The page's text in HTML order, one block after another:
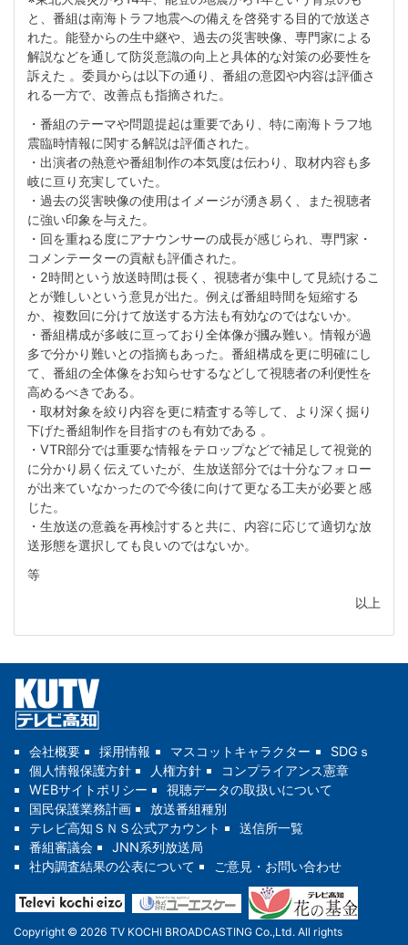
と、番組は南海トラフ地震への備えを啓発する目的で放送さ
れた。能登からの生中継や、過去の災害映像、専門家による
解説などを通して防災意識の向上と具体的な対策の必要性を
訴えた 。委員からは以下の通り、番組の意図や内容は評価さ
れる一方で、改善点も指摘された。
・番組のテーマや問題提起は重要であり、特に南海トラフ地
震臨時情報に関する解説は評価された。
・出演者の熱意や番組制作の本気度は伝わり、取材内容も多
岐に亘り充実していた。
・過去の災害映像の使用はイメージが湧き易く、また視聴者
に強い印象を与えた。
・回を重ねる度にアナウンサーの成長が感じられ、専門家・
コメンテーターの貢献も評価された。
・2時間という放送時間は長く、視聴者が集中して見続けるこ
とが難しいという意見が出た。例えば番組時間を短縮する
か、複数回に分けて放送する方法も有効なのではないか。
・番組構成が多岐に亘っており全体像が摑み難い。情報が過
多で分かり難いとの指摘もあった。番組構成を更に明確にし
て、番組の全体像をお知らせするなどして視聴者の利便性を
高めるべきである。
・取材対象を絞り内容を更に精査する等して、より深く掘り
下げた番組制作を目指すのも有効である 。
・VTR部分では重要な情報をテロップなどで補足して視覚的
に分かり易く伝えていたが、生放送部分では十分なフォロー
が出来ていなかったので今後に向けて更なる工夫が必要と感
じた。
・生放送の意義を再検討すると共に、内容に応じて適切な放
送形態を選択しても良いのではないか。
等
以上
会社概要 採用情報 マスコットキャラクター
SDGｓ
個人情報保護方針
人権方針
コンプライアンス憲章
WEBサイトポリシー
視聴データの取扱いについて
国民保護業務計画
放送番組種別
テレビ高知ＳＮＳ公式アカウント
送信所一覧
番組審議会
JNN系列放送局
社内調査結果の公表について
ご意見・お問い合わせ
Copyright © 2026 TV KOCHI BROADCASTING Co.,Ltd. All rights